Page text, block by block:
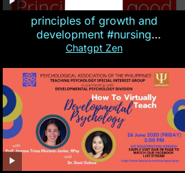
principles of growth and
development #nursing
#CHN#short
Chatgpt Zen